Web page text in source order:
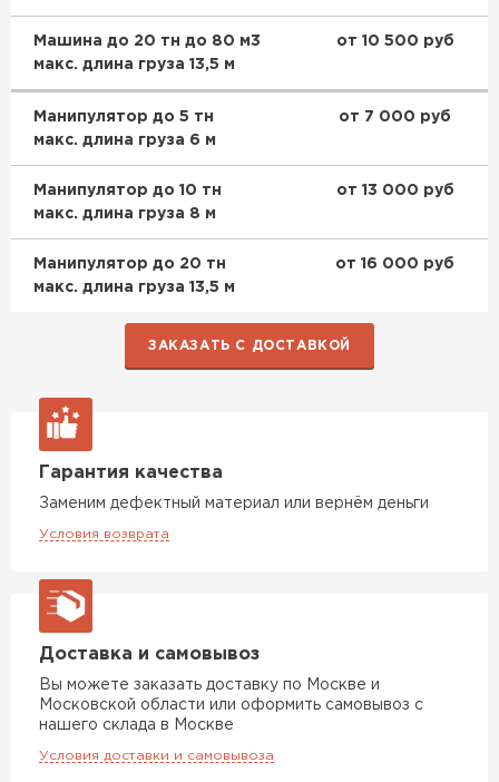
Машина до 20 тн до 80 м3
макс. длина груза 13,5 м
от 10 500 руб
Манипулятор до 5 тн
макс. длина груза 6 м
от 7 000 руб
Манипулятор до 10 тн
макс. длина груза 8 м
от 13 000 руб
Манипулятор до 20 тн
макс. длина груза 13,5 м
от 16 000 руб
ЗАКАЗАТЬ С ДОСТАВКОЙ
Гарантия качества
Заменим дефектный материал или вернём деньги
Условия возврата
Доставка и самовывоз
Вы можете заказать доставку по Москве и
Московской области или оформить самовывоз с
нашего склада в Москве
Условия доставки и самовывоза